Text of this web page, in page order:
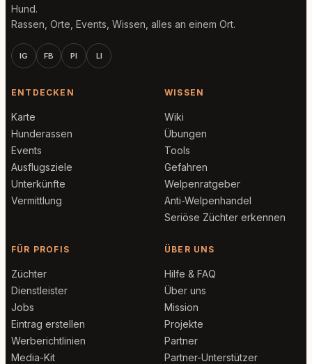
Hund.
Rassen, Orte, Events, Wissen, alles an einem Ort.
IG FB PI LI
ENTDECKEN
Karte
Hunderassen
Events
Ausflugsziele
Unterkünfte
Vermittlung
WISSEN
Wiki
Übungen
Tools
Gefahren
Welpenratgeber
Anti-Welpenhandel
Seriöse Züchter erkennen
FÜR PROFIS
Züchter
Dienstleister
Jobs
Eintrag erstellen
Werberichtlinien
Media-Kit
ÜBER UNS
Hilfe & FAQ
Über uns
Mission
Projekte
Partner
Partner-Unterstützer